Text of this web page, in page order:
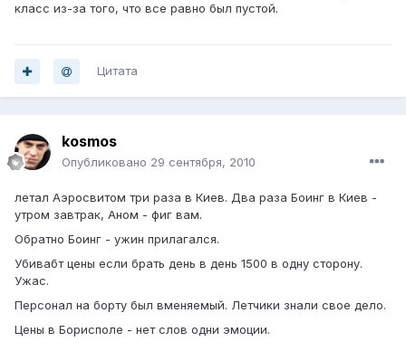
класс из-за того, что все равно был пустой.
Цитата
kosmos
Опубликовано 29 сентября, 2010
летал Аэросвитом три раза в Киев. Два раза Боинг в Киев -
утром завтрак, Аном - фиг вам.
Обратно Боинг - ужин прилагался.
Убивабт цены если брать день в день 1500 в одну сторону.
Ужас.
Персонал на борту был вменяемый. Летчики знали свое дело.
Цены в Борисполе - нет слов одни эмоции.